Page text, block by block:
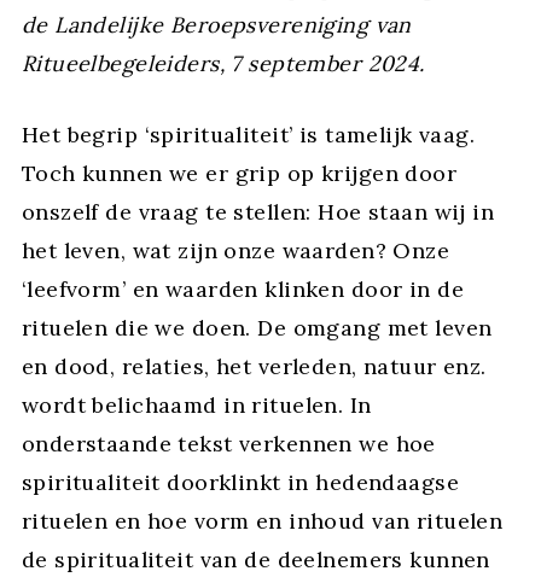
de Landelijke Beroepsvereniging van
Ritueelbegeleiders, 7 september 2024.
Het begrip ‘spiritualiteit’ is tamelijk vaag.
Toch kunnen we er grip op krijgen door
onszelf de vraag te stellen: Hoe staan wij in
het leven, wat zijn onze waarden? Onze
‘leefvorm’ en waarden klinken door in de
rituelen die we doen. De omgang met leven
en dood, relaties, het verleden, natuur enz.
wordt belichaamd in rituelen. In
onderstaande tekst verkennen we hoe
spiritualiteit doorklinkt in hedendaagse
rituelen en hoe vorm en inhoud van rituelen
de spiritualiteit van de deelnemers kunnen